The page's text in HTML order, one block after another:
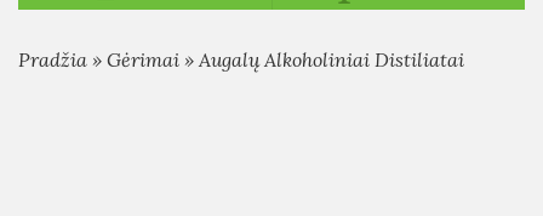
Pradžia » Gėrimai » Augalų Alkoholiniai Distiliatai